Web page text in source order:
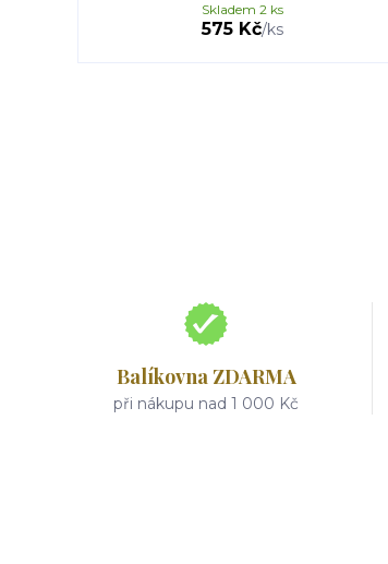
575 Kč/ks
Skladem 2 ks
Balíkovna ZDARMA
při nákupu nad 1 000 Kč